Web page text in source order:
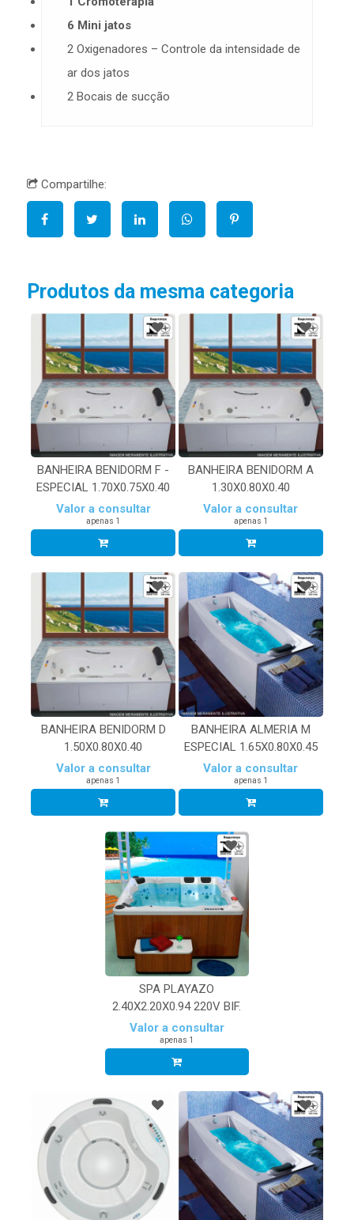
6 Mini jatos
2 Oxigenadores – Controle da intensidade de
ar dos jatos
2 Bocais de sucção
Compartilhe:
Produtos da mesma categoria
BANHEIRA BENIDORM F -
ESPECIAL 1.70X0.75X0.40
Valor a consultar
apenas 1
BANHEIRA BENIDORM A
1.30X0.80X0.40
Valor a consultar
apenas 1
BANHEIRA BENIDORM D
1.50X0.80X0.40
Valor a consultar
apenas 1
BANHEIRA ALMERIA M
ESPECIAL 1.65X0.80X0.45
Valor a consultar
apenas 1
SPA PLAYAZO
2.40X2.20X0.94 220V BIF.
Valor a consultar
apenas 1